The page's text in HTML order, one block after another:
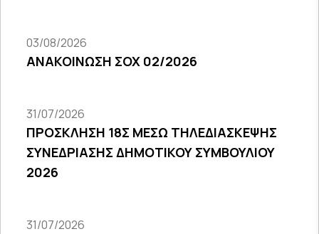
03/08/2026
ΑΝΑΚΟΙΝΩΣΗ ΣΟΧ 02/2026
31/07/2026
ΠΡΟΣΚΛΗΣΗ 18Σ ΜΕΣΩ ΤΗΛΕΔΙΑΣΚΕΨΗΣ
ΣΥΝΕΔΡΙΑΣΗΣ ΔΗΜΟΤΙΚΟΥ ΣΥΜΒΟΥΛΙΟΥ
2026
31/07/2026